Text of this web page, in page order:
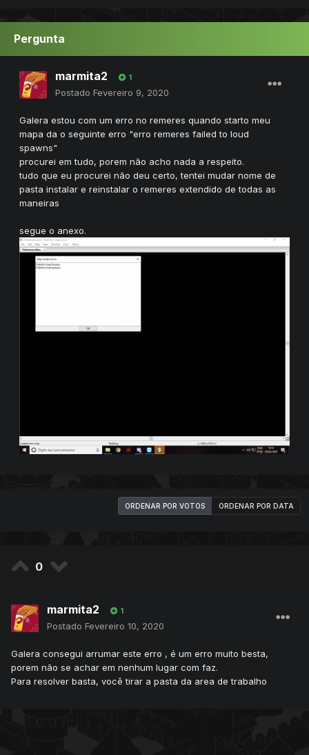
Pergunta
marmita2 1
Postado Fevereiro 9, 2020
Galera estou com um erro no remeres quando starto meu
mapa da o seguinte erro "erro remeres failed to loud
spawns"
procurei em tudo, porem não acho nada a respeito.
tudo que eu procurei não deu certo, tentei mudar nome de
pasta instalar e reinstalar o remeres extendido de todas as
maneiras
segue o anexo.
ORDENAR POR VOTOS ORDENAR POR DATA
0
marmita2 1
Postado Fevereiro 10, 2020
Galera consegui arrumar este erro , é um erro muito besta,
porem não se achar em nenhum lugar com faz.
Para resolver basta, você tirar a pasta da area de trabalho